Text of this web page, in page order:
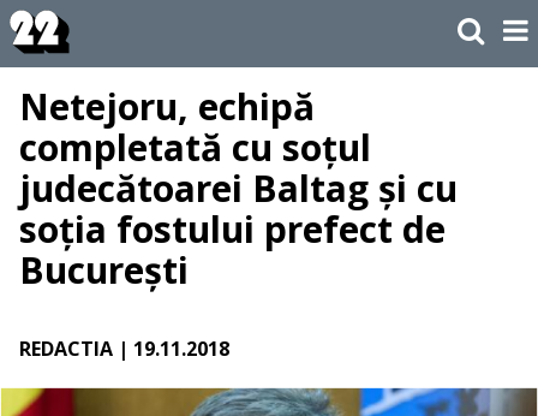
Netejoru, echipă
completată cu soțul
judecătoarei Baltag și cu
soția fostului prefect de
București
REDACTIA | 19.11.2018